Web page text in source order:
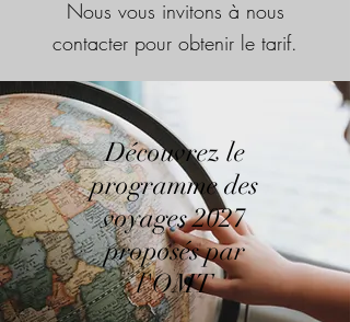
Nous vous invitons à nous
contacter pour obtenir le tarif.
Découvrez le
programme des
voyages 2027
proposés par
l'OMT